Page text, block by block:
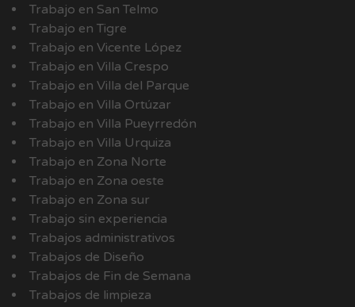
Trabajo en San Telmo
Trabajo en Tigre
Trabajo en Vicente López
Trabajo en Villa Crespo
Trabajo en Villa del Parque
Trabajo en Villa Ortúzar
Trabajo en Villa Pueyrredón
Trabajo en Villa Urquiza
Trabajo en Zona Norte
Trabajo en Zona oeste
Trabajo en Zona sur
Trabajo sin experiencia
Trabajos administrativos
Trabajos de Diseño
Trabajos de Fin de Semana
Trabajos de limpieza